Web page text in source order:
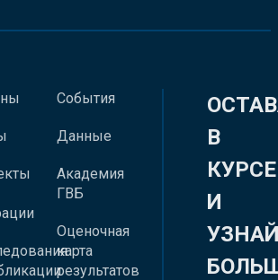
События
Данные
Академия
ГВБ
Оценочная
карта
результатов
В
КУРСЕ
И